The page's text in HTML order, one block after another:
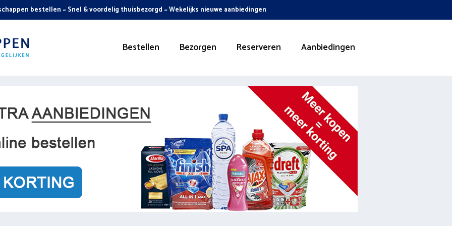
bestellen ~ Snel & voordelig thuisbezorgd ~ Wekelijks nieuwe aanbiedingen
Bestellen Bezorgen Reserveren Aanbiedingen